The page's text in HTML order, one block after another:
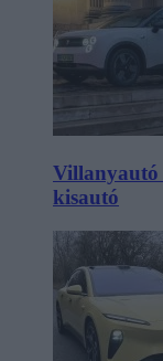
Villanyautó
kisautó